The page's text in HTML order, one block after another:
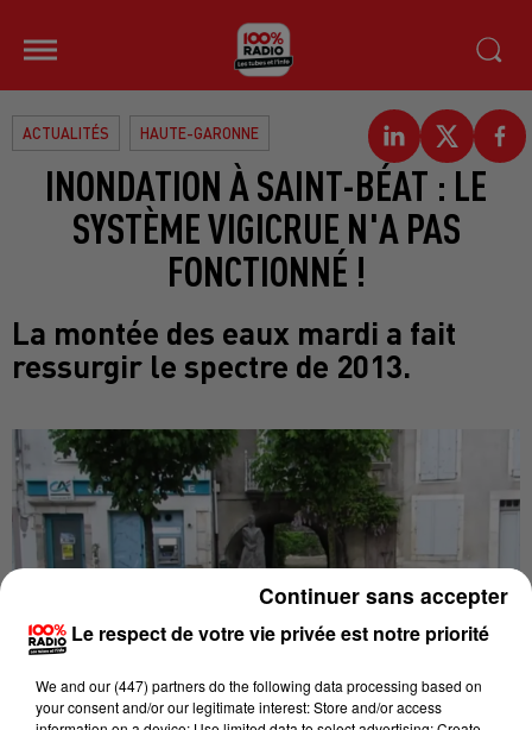
ACTUALITÉS HAUTE-GARONNE
INONDATION À SAINT-BÉAT : LE
SYSTÈME VIGICRUE N'A PAS
FONCTIONNÉ !
La montée des eaux mardi a fait
ressurgir le spectre de 2013.
Le respect de votre vie privée est notre priorité
We and our (447) partnersdo the following data processing based on
your consent and/or our legitimate interest: Store and/or access
Continuer sans accepter